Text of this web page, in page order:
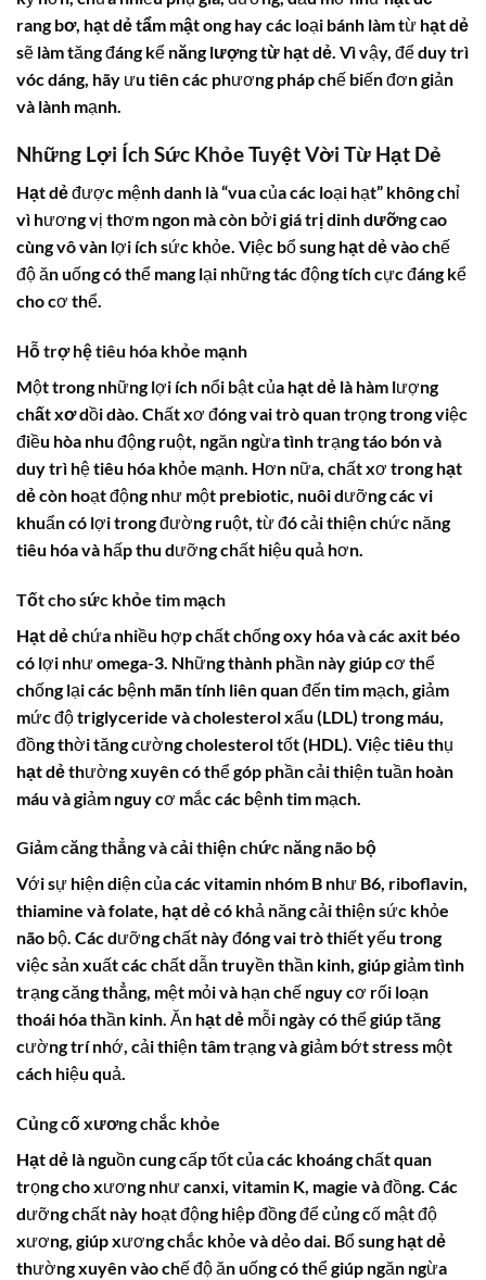
rang bơ, hạt dẻ tẩm mật onghay các loại bánh làm từ hạt dẻ
sẽ làm tăng đáng kể năng lượng từ hạt dẻ . Vì vậy, để duy trì
vóc dáng, hãy ưu tiên các phương pháp chế biến đơn giản
và lành mạnh.
Những Lợi Ích Sức Khỏe Tuyệt Vời Từ Hạt Dẻ
Hạt dẻđược mệnh danh là “vua của các loại hạt” không chỉ
vì hương vị thơm ngon mà còn bởigiá trị dinh dưỡngcao
cùng vô vàn lợi ích sức khỏe. Việc bổ sunghạt dẻvào chế
độ ăn uống có thể mang lại những tác động tích cực đáng kể
cho cơ thể.
Hỗ trợ hệ tiêu hóa khỏe mạnh
Một trong những lợi ích nổi bật của hạt dẻ là hàm lượng
chất xơdồi dào. Chất xơ đóng vai trò quan trọng trong việc
điều hòa nhu động ruột, ngăn ngừa tình trạng táo bón và
duy trì hệ tiêu hóa khỏe mạnh. Hơn nữa, chất xơ tronghạt
dẻcòn hoạt động như một prebiotic, nuôi dưỡng các vi
khuẩn có lợi trong đường ruột, từ đó cải thiện chức năng
tiêu hóa và hấp thu dưỡng chất hiệu quả hơn.
Tốt cho sức khỏe tim mạch
Hạt dẻchứa nhiều hợp chất chống oxy hóa và các axit béo
có lợi nhưomega-3 . Những thành phần này giúp cơ thể
chống lại các bệnh mãn tính liên quan đến tim mạch, giảm
mức độ triglyceride và cholesterol xấu (LDL) trong máu,
đồng thời tăng cường cholesterol tốt (HDL). Việc tiêu thụ
hạt dẻthường xuyên có thể góp phần cải thiện tuần hoàn
máu và giảm nguy cơ mắc các bệnh tim mạch.
Giảm căng thẳng và cải thiện chức năng não bộ
Với sự hiện diện của các vitamin nhóm B như B6, riboflavin,
thiamine và folate, hạt dẻcó khả năng cải thiện sức khỏe
não bộ. Các dưỡng chất này đóng vai trò thiết yếu trong
việc sản xuất các chất dẫn truyền thần kinh, giúp giảm tình
trạng căng thẳng, mệt mỏi và hạn chế nguy cơ rối loạn
thoái hóa thần kinh. Ăn hạt dẻ mỗi ngày có thể giúp tăng
cường trí nhớ, cải thiện tâm trạng và giảm bớt stress một
cách hiệu quả.
Củng cố xương chắc khỏe
Hạt dẻ là nguồn cung cấp tốt của các khoáng chất quan
trọng cho xương như canxi, vitamin K, magie và đồng. Các
dưỡng chất này hoạt động hiệp đồng để củng cố mật độ
xương, giúp xương chắc khỏe và dẻo dai. Bổ sunghạt dẻ
thường xuyên vào chế độ ăn uống có thể giúp ngăn ngừa